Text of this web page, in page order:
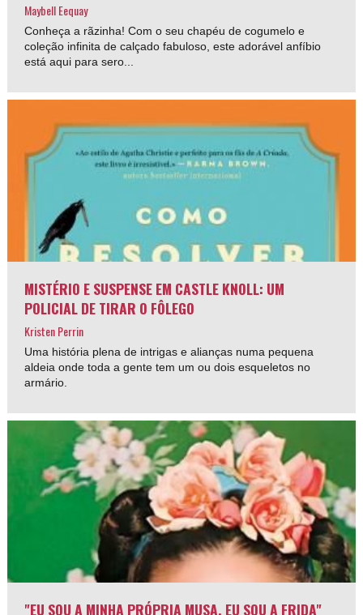
Maybell Eequay
Conheça a rãzinha! Com o seu chapéu de cogumelo e
coleção infinita de calçado fabuloso, este adorável anfíbio
está aqui para sero...
MISTÉRIO E SUSPENSE EM CASTLE KNOLL: UM
POLICIAL DE TIRAR O FÔLEGO
Kristen Perrin
Uma história plena de intrigas e alianças numa pequena
aldeia onde toda a gente tem um ou dois esqueletos no
armário.
"EU SOU A MINHA PRÓPRIA MUSA. EU SOU A FRIDA"